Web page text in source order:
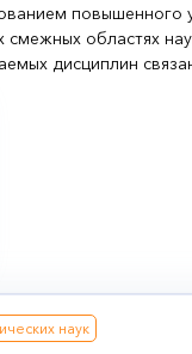
повышенного
областях
дисциплин
блока
Наконец, третий
лаборатории и
на
наук